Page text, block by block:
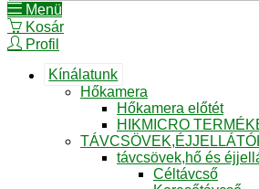
Menü
Kosár
Profil
Kínálatunk
Hőkamera
Hőkamera előtét
HIKMICRO
távcsövek,hő és
Céltávcső